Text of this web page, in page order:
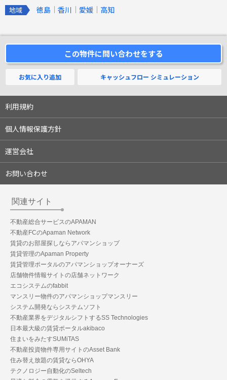
地域 徳島 香川 愛媛 高知
この物件に問い合わせをする
お気に入り追加 キャッシュフロー シミュレーション
利用規約
個人情報保護方針
運営会社
お問い合わせ
関連サイト
不動産総合サービスのAPAMAN
不動産FCのApaman Network
賃貸のお部屋探しならアパマンショップ
賃貸管理のApaman Property
賃貸管理ポータルのアパマンショップオーナーズ
店舗物件情報サイトの店舗ネットワーク
エコシステムのfabbit
マンスリー物件のアパマンショップマンスリー
システム開発ならシステムソフト
不動産業界をデジタルシフトするSS Technologies
日本最大級の賃貸ポータルakibaco
住まいをみたすSUMiTAS
不動産投資物件専用サイトのAsset Bank
住み替え放題の賃貸ならOHYA
テクノロジー自動化のSeltech